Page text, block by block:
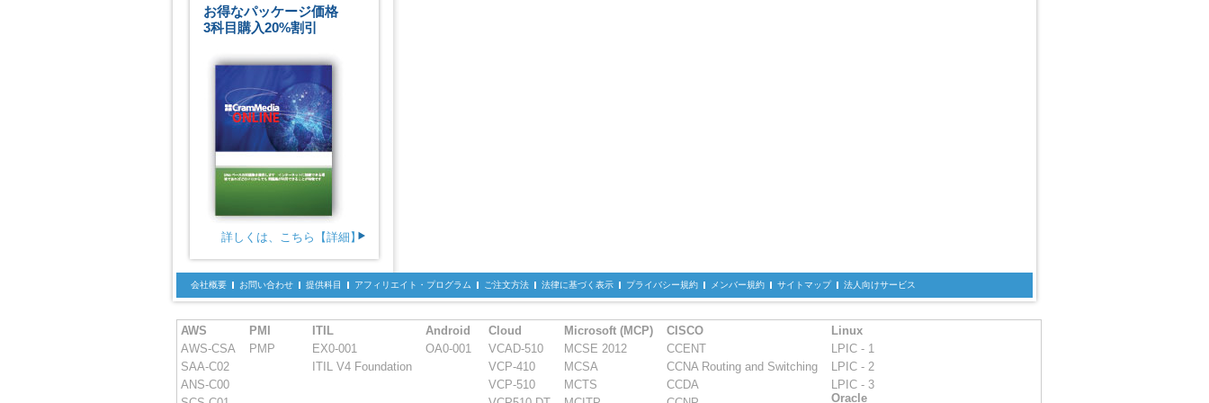
お得なパッケージ価格
3科目購入20%割引
詳しくは、こちら【詳細】
会社概要 お問い合わせ 提供科目 アフィリエイト・プログラム ご注文方法 法律に基づく表示 プライバシー規約 メンバー規約 サイトマップ 法人向けサービス
AWS
AWS-CSA
SAA-C02
ANS-C00
PMI
PMP
ITIL
EX0-001
ITIL V4 Foundation
Android
OA0-001
Cloud
VCAD-510
VCP-410
VCP-510
Microsoft (MCP)
MCSE 2012
MCSA
MCTS
CISCO
CCENT
CCNA Routing and Switching
CCDA
Linux
LPIC - 1
LPIC - 2
LPIC - 3
Oracle